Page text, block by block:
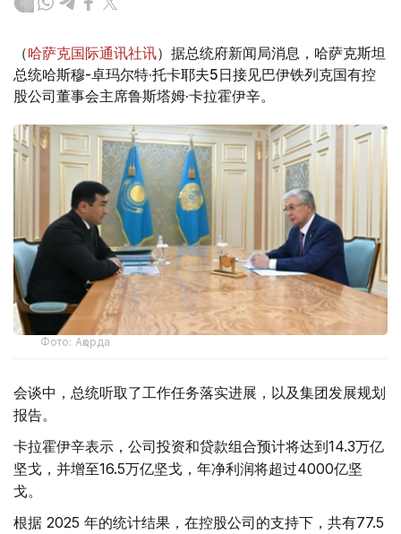
（哈萨克国际通讯社讯）据总统府新闻局消息，哈萨克斯坦
总统哈斯穆-卓玛尔特·托卡耶夫5日接见巴伊铁列克国有控
股公司董事会主席鲁斯塔姆·卡拉霍伊辛。
Фото: Ақорда
会谈中，总统听取了工作任务落实进展，以及集团发展规划
报告。
卡拉霍伊辛表示，公司投资和贷款组合预计将达到14.3万亿
坚戈，并增至16.5万亿坚戈，年净利润将超过4000亿坚
戈。
根据 2025 年的统计结果，在控股公司的支持下，共有77.5